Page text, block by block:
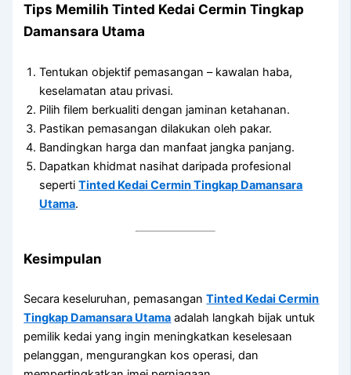
Tips MemilihTinted Kedai Cermin Tingkap
Damansara Utama
Tentukan objektif pemasangan – kawalan haba,
keselamatan atau privasi.
Pilih filem berkualiti dengan jaminan ketahanan.
Pastikan pemasangan dilakukan oleh pakar.
Bandingkan harga dan manfaat jangka panjang.
Dapatkan khidmat nasihat daripada profesional
sepertiTinted Kedai Cermin Tingkap Damansara
Utama.
Kesimpulan
Secara keseluruhan, pemasanganTinted Kedai Cermin
Tingkap Damansara Utama adalah langkah bijak untuk
pemilik kedai yang ingin meningkatkan keselesaan
pelanggan, mengurangkan kos operasi, dan